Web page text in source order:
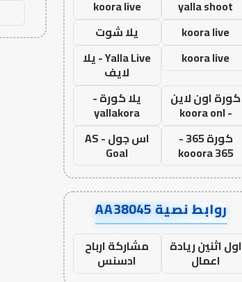
yalla shoot
koora live
koora live
يلا شوت
koora live
Yalla Live - يلا
لايف
كورة اون لاين
- koora onl
يلا كورة -
yallakora
كورة 365 -
kooora 365
اس جول - AS
Goal
روابط نصية AA38045
اول اثنين ريادة
اعمال
مشاركة ارباح
ادسنس